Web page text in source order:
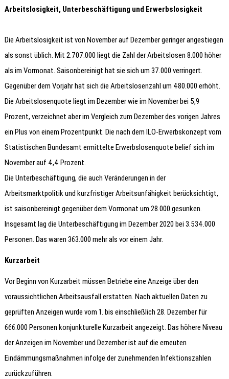
Arbeitslosigkeit, Unterbeschäftigung und Erwerbslosigkeit
Die Arbeitslosigkeit ist von November auf Dezember geringer angestiegen
als sonst üblich. Mit 2.707.000 liegt die Zahl der Arbeitslosen 8.000 höher
als im Vormonat. Saisonbereinigt hat sie sich um 37.000 verringert.
Gegenüber dem Vorjahr hat sich die Arbeitslosenzahl um 480.000 erhöht.
Die Arbeitslosenquote liegt im Dezember wie im November bei 5,9
Prozent, verzeichnet aber im Vergleich zum Dezember des vorigen Jahres
ein Plus von einem Prozentpunkt. Die nach dem ILO-Erwerbskonzept vom
Statistischen Bundesamt ermittelte Erwerbslosenquote belief sich im
November auf 4,4 Prozent.
Die Unterbeschäftigung, die auch Veränderungen in der
Arbeitsmarktpolitik und kurzfristiger Arbeitsunfähigkeit berücksichtigt,
ist saisonbereinigt gegenüber dem Vormonat um 28.000 gesunken.
Insgesamt lag die Unterbeschäftigung im Dezember 2020 bei 3.534.000
Personen. Das waren 363.000 mehr als vor einem Jahr.
Kurzarbeit
Vor Beginn von Kurzarbeit müssen Betriebe eine Anzeige über den
voraussichtlichen Arbeitsausfall erstatten. Nach aktuellen Daten zu
geprüften Anzeigen wurde vom 1. bis einschließlich 28. Dezember für
666.000 Personen konjunkturelle Kurzarbeit angezeigt. Das höhere Niveau
der Anzeigen im November und Dezember ist auf die erneuten
Eindämmungsmaßnahmen infolge der zunehmenden Infektionszahlen
zurückzuführen.